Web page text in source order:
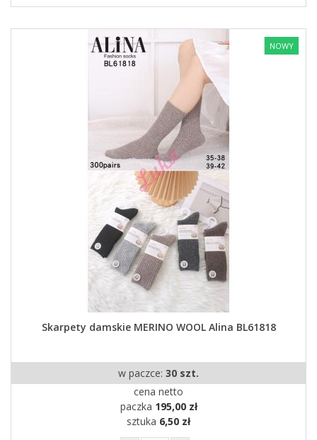
NOWY
Skarpety damskie MERINO WOOL Alina BL61818
w paczce: 30 szt.
cena netto
paczka 195,00 zł
sztuka 6,50 zł